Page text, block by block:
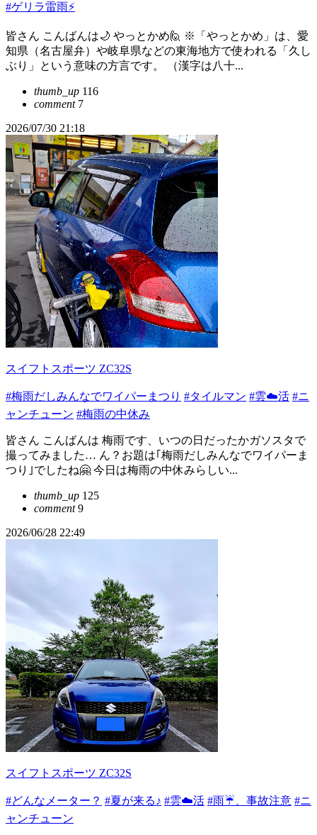
#ゲリラ雷雨⚡️
皆さん こんばんは🌙 やっとかめ🙋 ※「やっとかめ」は、愛
知県（名古屋弁）や岐阜県などの東海地方で使われる「久し
ぶり」という意味の方言です。 （漢字は八十...
thumb_up 116
comment7
2026/07/30 21:18
スイフトスポーツ ZC32S
#梅雨だしみんなでワイパーまつり #タイルマン #雲☁️活 #ニ
ャンチューン #梅雨の中休み
皆さん こんばんは 梅雨です、いつの日だったかガソスタで
撮ってみました… ん？お題は｢梅雨だしみんなでワイパーま
つり｣でしたね🤗 今日は梅雨の中休みらしい...
thumb_up 125
comment9
2026/06/28 22:49
スイフトスポーツ ZC32S
#どんなメーター？ #夏が来る♪ #雲☁️活 #雨☔、事故注意 #ニ
ャンチューン